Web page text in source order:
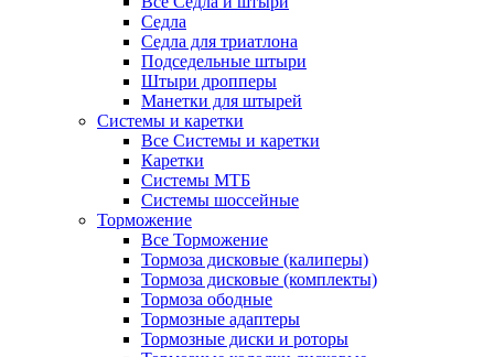
Седла
Седла для триатлона
Подседельные штыри
Штыри дропперы
Манетки для штырей
Системы и каретки
Все Системы и каретки
Каретки
Системы МТБ
Системы шоссейные
Торможение
Все Торможение
Тормоза дисковые (калиперы)
Тормоза дисковые (комплекты)
Тормоза ободные
Тормозные адаптеры
Тормозные диски и роторы